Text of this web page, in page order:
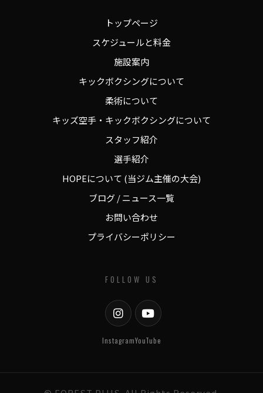
トップページ
スケジュールと料金
施設案内
キックボクシングについて
柔術について
キッズ空手・キックボクシングについて
スタッフ紹介
選手紹介
HOPEについて (当ジム主催の大会)
ブログ / ニュース一覧
お問い合わせ
プライバシーポリシー
FOLLOW US
InstagramYouTube